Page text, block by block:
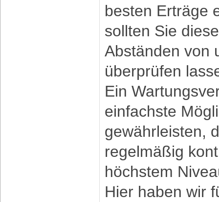
besten Erträge
sollten Sie
Abständen von
überprüfen
Ein
einfachste
gewährleisten,
regelmäßig
höchstem
Hier haben wir